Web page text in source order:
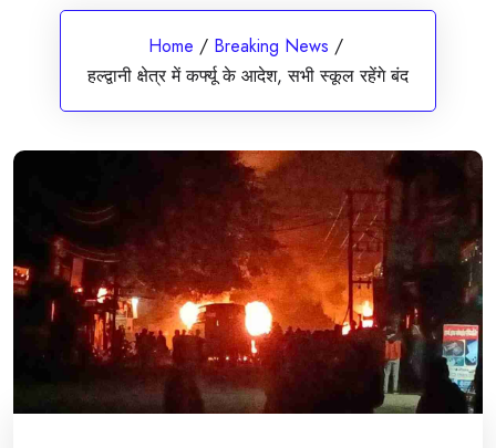
Home / Breaking News /
हल्द्वानी क्षेत्र में कर्फ्यू के आदेश, सभी स्कूल रहेंगे बंद